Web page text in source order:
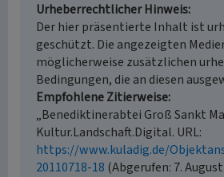
Urheberrechtlicher Hinweis
Der hier präsentierte Inhalt ist
geschützt. Die angezeigten
möglicherweise zusätzlichen
Bedingungen, die an diesen
Empfohlene Zitierweise
„Benediktinerabtei Groß Sankt
Kultur.Landschaft.Digital. URL:
https://www.kuladig.de/
20110718-18 (Abgerufen: 7.